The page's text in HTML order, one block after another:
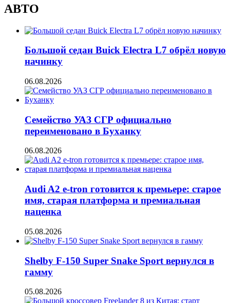
АВТО
Большой седан Buick Electra L7 обрёл новую
начинку
06.08.2026
Семейство УАЗ СГР официально
переименовано в Буханку
06.08.2026
Audi A2 e-tron готовится к премьере: старое
имя, старая платформа и премиальная
наценка
05.08.2026
Shelby F-150 Super Snake Sport вернулся в
гамму
05.08.2026